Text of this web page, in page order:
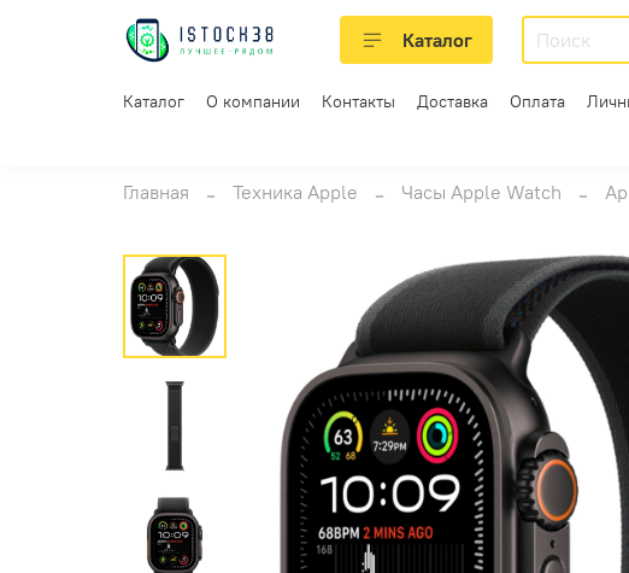
Каталог
Каталог О компании Контакты Доставка Оплата
Главная Техника Apple Часы Apple Watch